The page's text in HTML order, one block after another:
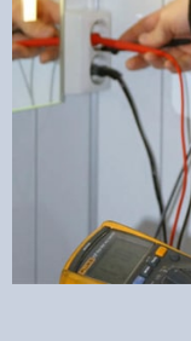
Se hva